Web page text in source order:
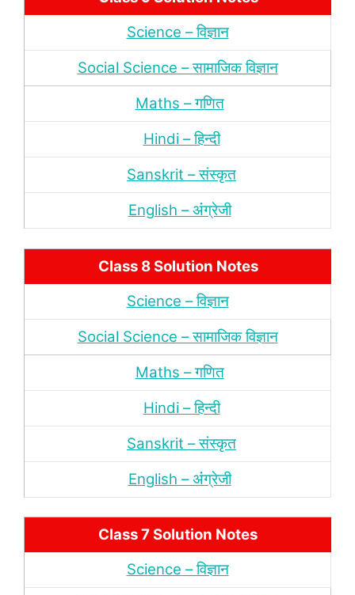
Science – विज्ञान
Social Science – सामाजिक विज्ञान
Maths – गणित
Hindi – हिन्‍दी
Sanskrit – संस्‍कृत
English – अंंग्रेजी
Class 8 Solution Notes
Science – विज्ञान
Social Science – सामाजिक विज्ञान
Maths – गणित
Hindi – हिन्‍दी
Sanskrit – संस्‍कृत
English – अंंग्रेजी
Class 7 Solution Notes
Science – विज्ञान